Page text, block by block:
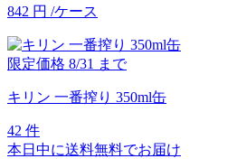
842 円 /ケース
限定価格 8/31 まで
キリン 一番搾り 350ml缶
42 件
本日中に送料無料でお届け